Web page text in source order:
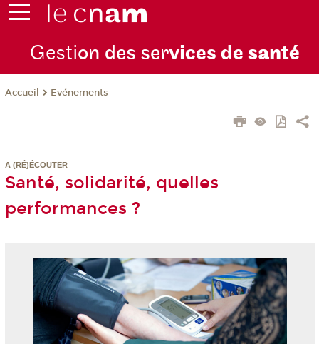
Gestion des services de santé
Accueil Evénements
A (RÉ)ÉCOUTER
Santé, solidarité, quelles
performances ?